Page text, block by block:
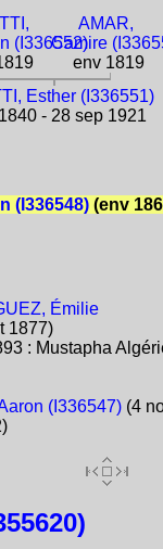
(I336552)
AMAR,
Camire
env 1819
Esther (I336551)
- 28 sep 1921
(I336548)(env
Émilie
1877)
: Mustapha
(I336547)(4